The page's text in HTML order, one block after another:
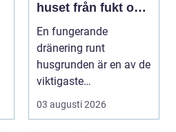
huset från fukt och
mögel
En fungerande
dränering runt
husgrunden är en av de
viktigaste
förutsättningarna för
03 augusti 2026